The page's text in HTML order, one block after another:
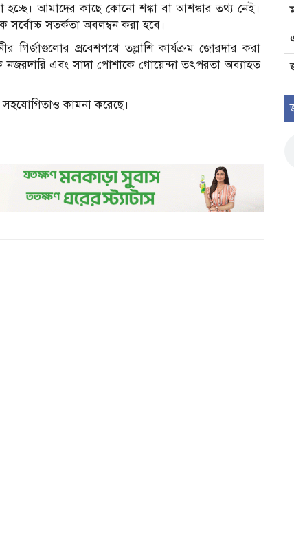
আমাদের কাছে কোনো শঙ্কা বা আশঙ্কার তথ্য নেই।
সর্বোচ্চ সতর্কতা অবলম্বন করা হবে।
গির্জাগুলোর প্রবেশপথে তল্লাশি কার্যক্রম জোরদার করা
নজরদারি এবং সাদা পোশাকে গোয়েন্দা তৎপরতা অব্যাহত
সহযোগিতাও কামনা করেছে।